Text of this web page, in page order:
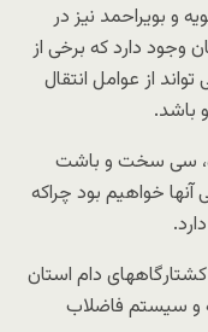
و بویراحمد نیز در
در استان وجود دارد که برخی از
از عوامل انتقال
باشد.
سی سخت و باشت
خواهیم بود چراکه
دام استان
و سیستم فاضلاب